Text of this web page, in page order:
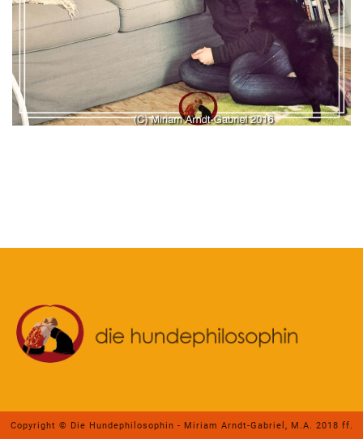
Copyright © Die Hundephilosophin - Miriam Arndt-Gabriel, M.A. 2018 ff.